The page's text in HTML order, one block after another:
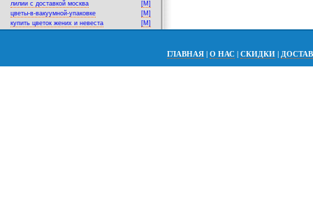
лилии с доставкой москва
[M]
цветы-в-вакуумной-упаковке
[M]
купить цветок жених и невеста
[M]
ГЛАВНАЯ | О НАС | СКИДКИ |